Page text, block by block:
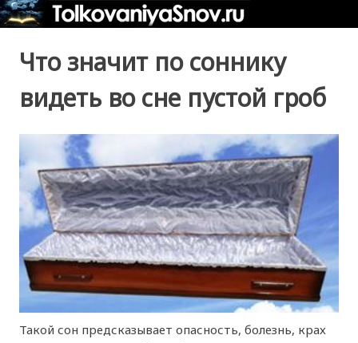
Что значит по соннику
видеть во сне пустой гроб
Такой сон предсказывает опасность, болезнь, крах